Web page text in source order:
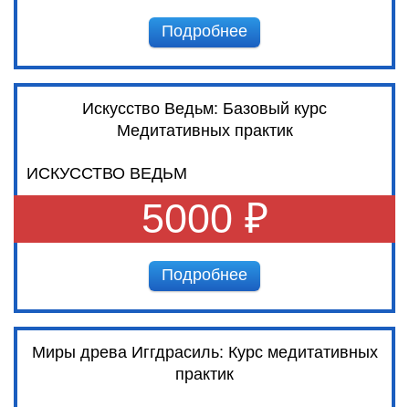
Подробнее
Искусство Ведьм: Базовый курс
Медитативных практик
ИСКУССТВО ВЕДЬМ
5000 ₽
Подробнее
Миры древа Иггдрасиль: Курс медитативных
практик